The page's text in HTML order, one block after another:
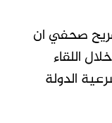
صحفي ان
اللقاء
الدولة